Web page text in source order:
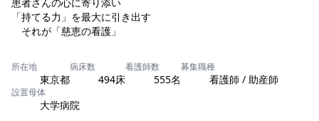
患者さんの心に寄り添い
「持てる力」を最大に引き出す
所在地
東京都
病床数
494床
看護師数
555名
募集職種
看護師 / 助産師
設置母体
大学病院